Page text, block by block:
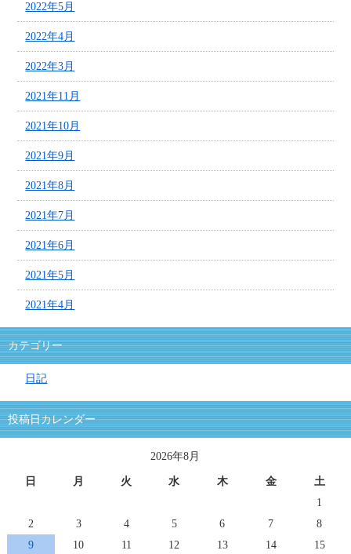
2022年5月
2022年4月
2022年3月
2021年11月
2021年10月
2021年9月
2021年8月
2021年7月
2021年6月
2021年5月
2021年4月
カテゴリー
日記
投稿日カレンダー
2026年8月
日 月 火 水 木 金
土
1
2
3 4 5 6 7
8
9
10 11 12 13 14 15